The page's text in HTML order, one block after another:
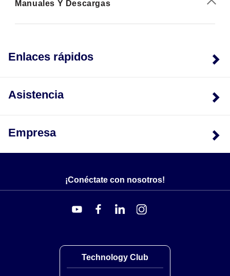
Manuales Y Descargas
Enlaces rápidos
Asistencia
Empresa
¡Conéctate con nosotros!
Technology Club